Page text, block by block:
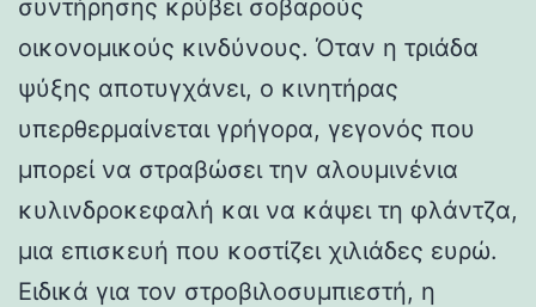
συντήρησης κρύβει σοβαρούς
οικονομικούς κινδύνους. Όταν η τριάδα
ψύξης αποτυγχάνει, ο κινητήρας
υπερθερμαίνεται γρήγορα, γεγονός που
μπορεί να στραβώσει την αλουμινένια
κυλινδροκεφαλή και να κάψει τη φλάντζα,
μια επισκευή που κοστίζει χιλιάδες ευρώ.
Ειδικά για τον στροβιλοσυμπιεστή, η